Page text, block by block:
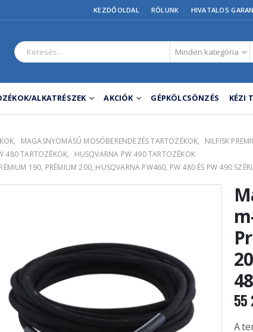
KEZDŐOLDAL RÓLUNK HIVATALOS
Minden kategória
ALKATRÉSZEK AKCIÓK GÉPKÖLCSÖNZÉS KÉZI
, MAGASNYOMÁSÚ MOSÓBERENDEZÉS TARTOZÉKOK, NILFISK
480 TARTOZÉKOK,
HUSQVARNA PW 490 TARTOZÉKOK
190, PRÉMIUM 200, HUSQVARNA PW460, PW 480 ÉS PW 490
55
A